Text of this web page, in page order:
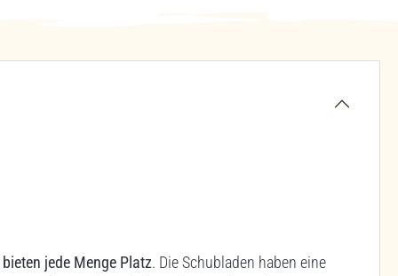
jede Menge Platz. Die Schubladen haben eine